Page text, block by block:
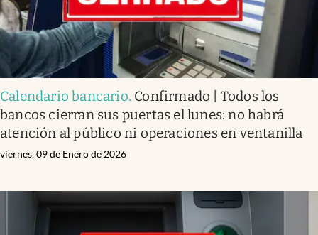
Calendario bancario. Confirmado | Todos los
bancos cierran sus puertas el lunes: no habrá
atención al público ni operaciones en ventanilla
viernes, 09 de Enero de 2026